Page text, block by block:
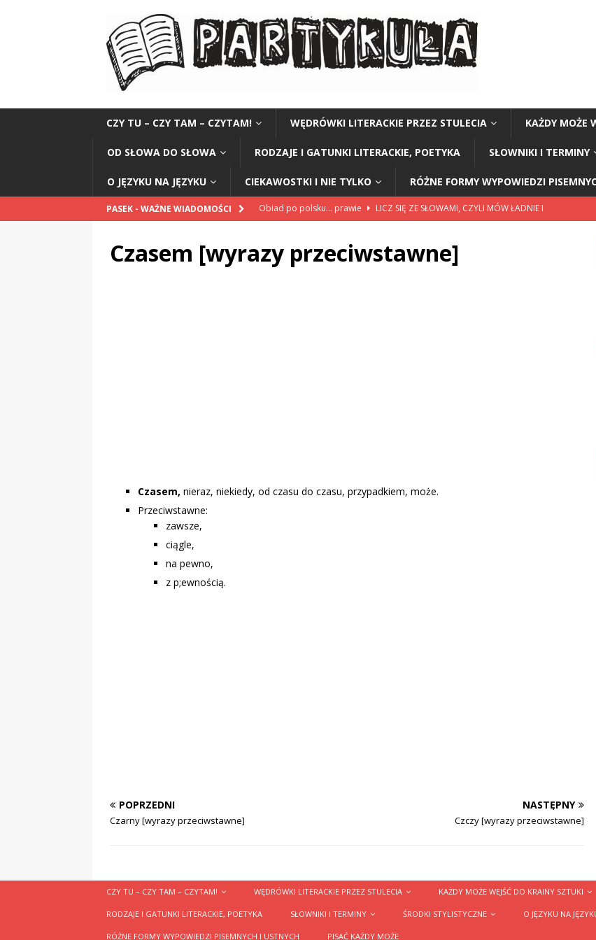
CZY TU – CZY TAM – CZYTAM! WĘDRÓWKI LITERACKIE PRZEZ STULECIA KAŻDY MOŻE
OD SŁOWA DO SŁOWA RODZAJE I GATUNKI LITERACKIE, POETYKA SŁOWNIKI I TERMINY
O JĘZYKU NA JĘZYKU CIEKAWOSTKI I NIE TYLKO RÓŻNE FORMY WYPOWIEDZI
PASEK - WAŻNE WIADOMOŚCI Obiad po polsku… prawie
LICZ SIĘ ZE SŁOWAMI, CZYLI MÓW ŁADNIE I
„Kompania 1114”
CZY TU - CZY TAM - CZYTAM!
Czasem [wyrazy przeciwstawne]
Czasem, nieraz, niekiedy, od czasu do czasu, przypadkiem, może.
Przeciwstawne:
zawsze,
ciągle,
na pewno,
z p;ewnością.
POPRZEDNI
Czarny [wyrazy przeciwstawne]
NASTĘPNY
Czczy [wyrazy przeciwstawne]
CZY TU – CZY TAM – CZYTAM! WĘDRÓWKI LITERACKIE PRZEZ STULECIA KAŻDY MOŻE WEJŚĆ DO KRAINY SZTUKI
RODZAJE I GATUNKI LITERACKIE, POETYKA SŁOWNIKI I TERMINY ŚRODKI STYLISTYCZNE O JĘZYKU NA
RÓŻNE FORMY WYPOWIEDZI PISEMNYCH I USTNYCH PISAĆ KAŻDY MOŻE